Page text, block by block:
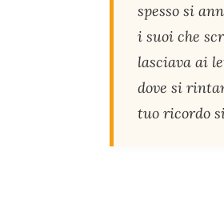
spesso si
i suoi che
lasciava ai
dove si
tuo ricordo